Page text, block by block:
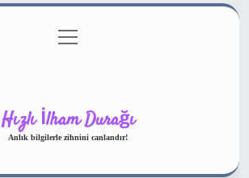
Gizlilik Politikası
menüyü
aç
Hızlı İlham Durağı
Anlık bilgilerle zihnini canlandır!